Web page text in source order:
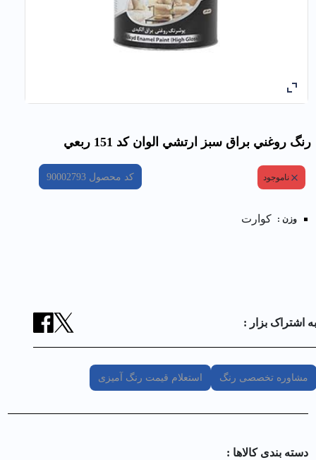
رنگ روغني براق سبز ارتشي الوان کد 151 ربعي
ناموجود کد محصول 90002793
وزن : کوارت
به اشتراک بزار :
مشاوره تخصصی رنگ استعلام قیمت رنگ آمیزی
دسته بندی کالا‌ها :